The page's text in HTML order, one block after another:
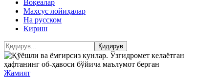
Воқеалар
Махсус лойиҳалар
На русском
Кириш
Жамият